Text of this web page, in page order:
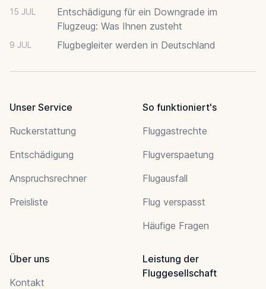
15 JUL
Entschädigung für ein Downgrade im
Flugzeug: Was Ihnen zusteht
9 JUL Flugbegleiter werden in Deutschland
Unser Service
Ruckerstattung
Entschädigung
Anspruchsrechner
Preisliste
So funktioniert's
Fluggastrechte
Flugverspaetung
Flugausfall
Flug verspasst
Häufige Fragen
Über uns
Kontakt
Leistung der
Fluggesellschaft